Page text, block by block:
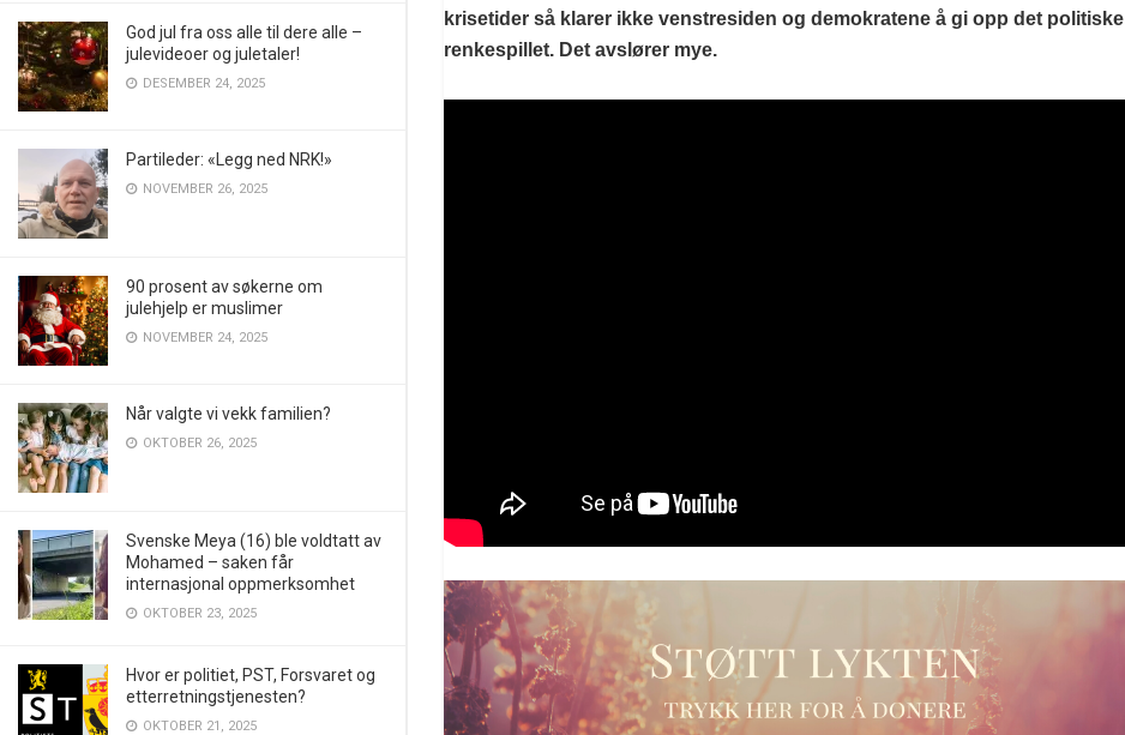
God jul fra oss alle til dere alle –
julevideoer og juletaler!
DESEMBER 24, 2025
Partileder: «Legg ned NRK!»
NOVEMBER 26, 2025
90 prosent av søkerne om
julehjelp er muslimer
NOVEMBER 24, 2025
Når valgte vi vekk familien?
OKTOBER 26, 2025
Svenske Meya (16) ble voldtatt av
Mohamed – saken får
internasjonal oppmerksomhet
OKTOBER 23, 2025
Hvor er politiet, PST, Forsvaret og
etterretningstjenesten?
OKTOBER 21, 2025
krisetider så klarer ikke venstresiden og demokratene å gi opp det politiske
renkespillet. Det avslører mye.